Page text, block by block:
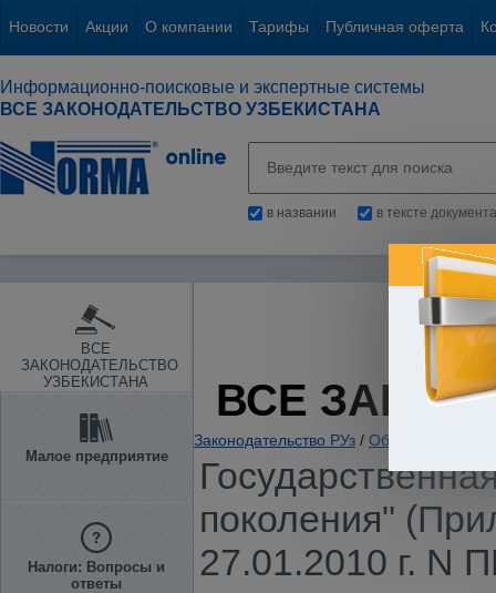
Новости Акции О компании Тарифы Публичная оферта
Информационно-поисковые и экспертные системы
ВСЕ ЗАКОНОДАТЕЛЬСТВО УЗБЕКИСТАНА
в названии в тексте документа
ВСЕ
ЗАКОНОДАТЕЛЬСТВО
УЗБЕКИСТАНА
Малое предприятие
Налоги: Вопросы и
ответы
ВСЕ
Законодательство РУз / Образование.
поколения"
27.01.2010 г. N